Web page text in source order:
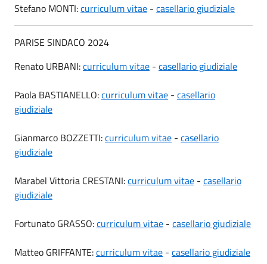
Stefano MONTI:curriculum vitae - casellario giudiziale
PARISE SINDACO 2024
Renato URBANI:curriculum vitae - casellario giudiziale
Paola BASTIANELLO:curriculum vitae - casellario
giudiziale
Gianmarco BOZZETTI:curriculum vitae - casellario
giudiziale
Marabel Vittoria CRESTANI:curriculum vitae - casellario
giudiziale
Fortunato GRASSO:curriculum vitae - casellario giudiziale
Matteo GRIFFANTE:curriculum vitae - casellario giudiziale